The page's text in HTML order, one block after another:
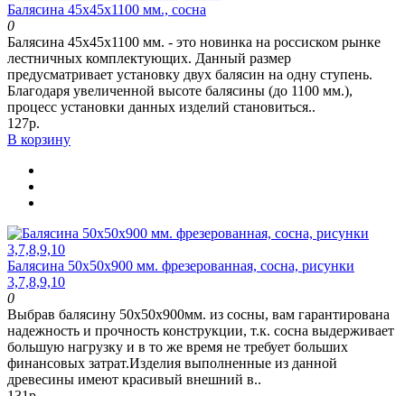
Балясина 45х45х1100 мм., сосна
0
Балясина 45х45х1100 мм. - это новинка на россиском рынке
лестничных комплектующих. Данный размер
предусматривает установку двух балясин на одну ступень.
Благодаря увеличенной высоте балясины (до 1100 мм.),
процесс установки данных изделий становиться..
127р.
В корзину
Балясина 50х50х900 мм. фрезерованная, сосна, рисунки
3,7,8,9,10
0
Выбрав балясину 50х50х900мм. из сосны, вам гарантирована
надежность и прочность конструкции, т.к. сосна выдерживает
большую нагрузку и в то же время не требует больших
финансовых затрат.Изделия выполненные из данной
древесины имеют красивый внешний в..